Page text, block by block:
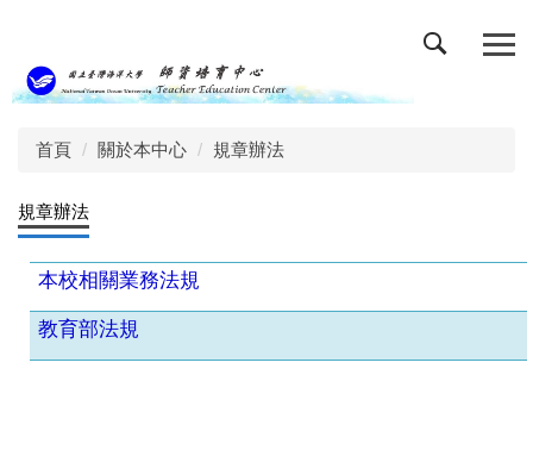
主
要
首頁 關於本中心 規章辦法
規章辦法
本校相關業務法規
教育部法規